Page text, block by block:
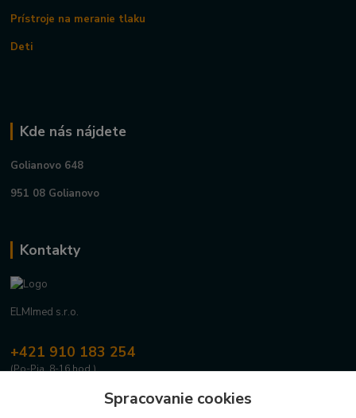
Prístroje na meranie tlaku
Deti
Kde nás nájdete
Golianovo 648
951 08 Golianovo
Kontakty
ELMImed s.r.o.
+421 910 183 254
(Po-Pia, 8-16 hod.)
info@elmimed.skSpracovanie cookies